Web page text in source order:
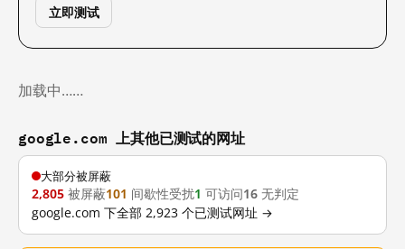
立即测试
加载中……
google.com 上其他已测试的网址
大部分被屏蔽
2,805 被屏蔽101 间歇性受扰1 可访问16 无判定
google.com 下全部 2,923 个已测试网址 →